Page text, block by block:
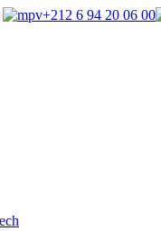
+212 6 94 20 06 00